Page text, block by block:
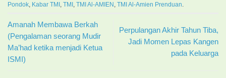
Pondok Kabar TMI TMI TMI Al-AMIEN TMI Al-Amien Prenduan
Amanah Membawa Berkah
(Pengalaman seorang Mudir
Ma’had ketika menjadi Ketua
ISMI)
Perpulangan Akhir Tahun Tiba,
Jadi Momen Lepas Kangen
pada Keluarga